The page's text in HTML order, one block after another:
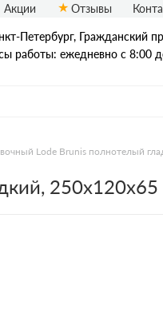
Петербург, Граждaнский
работы: ежедневно с 8:00
Акции Отзывы
Lode Brunis полнотелый